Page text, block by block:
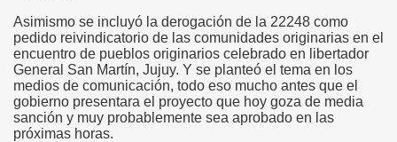
Asimismo se incluyó la derogación de la 22248 como
pedido reivindicatorio de las comunidades originarias en el
encuentro de pueblos originarios celebrado en libertador
General San Martín, Jujuy. Y se planteó el tema en los
medios de comunicación, todo eso mucho antes que el
gobierno presentara el proyecto que hoy goza de media
sanción y muy probablemente sea aprobado en las
próximas horas.